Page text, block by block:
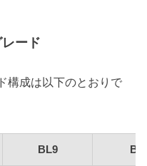
ード
構成は以下のとおりで
BL9